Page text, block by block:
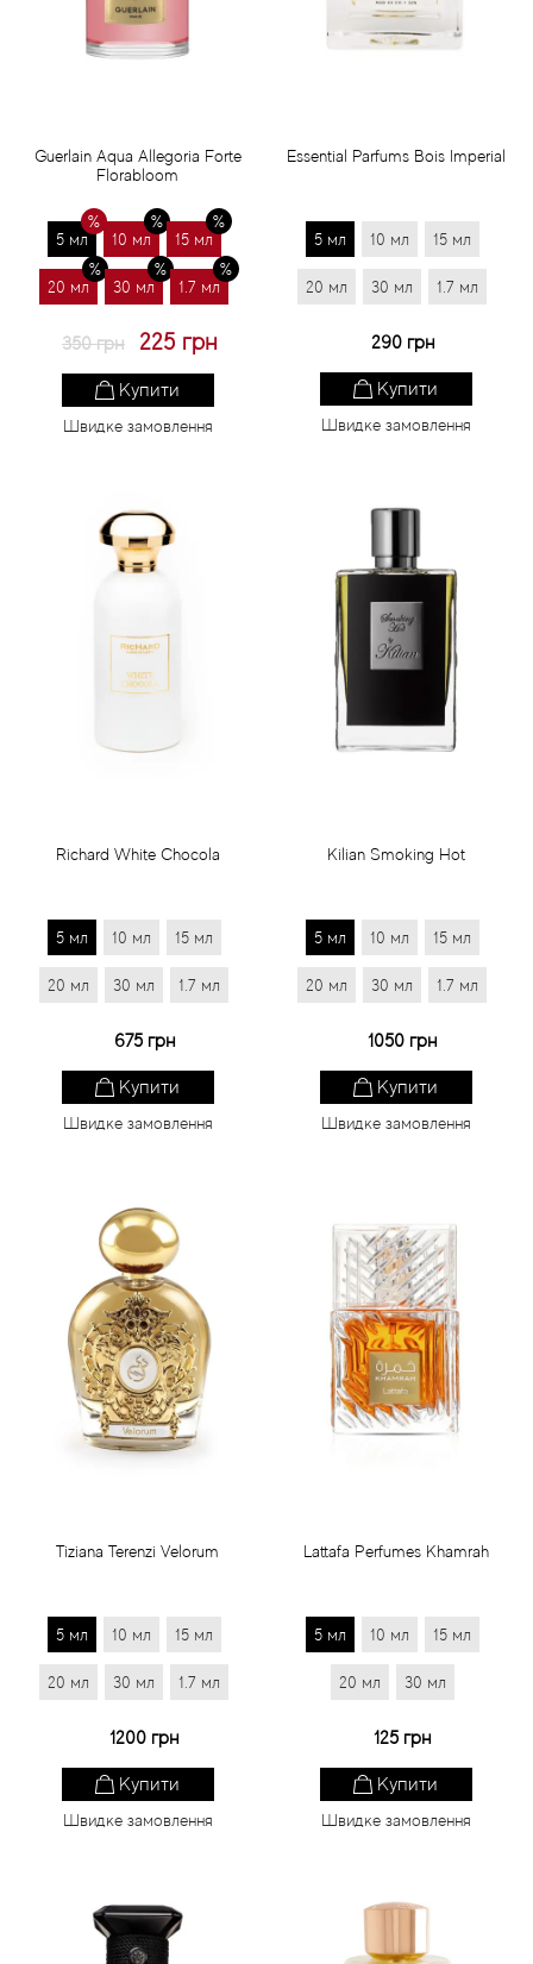
Guerlain Aqua Allegoria Forte
Florabloom
5 мл 10 мл 15 мл
20 мл 30 мл 1.7 мл
350 грн 225 грн
Купити
Швидке замовлення
Essential Parfums Bois Imperial
5 мл 10 мл 15 мл
20 мл 30 мл 1.7 мл
290 грн
Купити
Швидке замовлення
Richard White Chocola
5 мл 10 мл 15 мл
20 мл 30 мл 1.7 мл
675 грн
Купити
Швидке замовлення
Kilian Smoking Hot
5 мл 10 мл 15 мл
20 мл 30 мл 1.7 мл
1050 грн
Купити
Швидке замовлення
Tiziana Terenzi Velorum
5 мл 10 мл 15 мл
20 мл 30 мл 1.7 мл
1200 грн
Купити
Швидке замовлення
Lattafa Perfumes Khamrah
5 мл 10 мл 15 мл
20 мл 30 мл
125 грн
Купити
Швидке замовлення